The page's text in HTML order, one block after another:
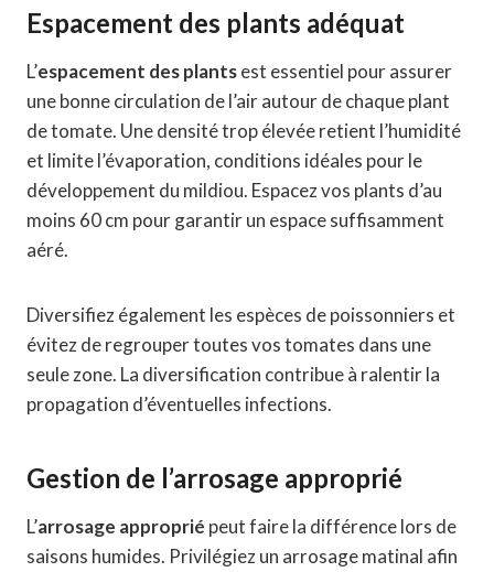
Espacement des plants adéquat
L’espacement des plantsest essentiel pour assurer
une bonne circulation de l’air autour de chaque plant
de tomate. Une densité trop élevée retient l’humidité
et limite l’évaporation, conditions idéales pour le
développement du mildiou. Espacez vos plants d’au
moins 60 cm pour garantir un espace suffisamment
aéré.
Diversifiez également les espèces de poissonniers et
évitez de regrouper toutes vos tomates dans une
seule zone. La diversification contribue à ralentir la
propagation d’éventuelles infections.
Gestion de l’arrosage approprié
L’arrosage approprié peut faire la différence lors de
saisons humides. Privilégiez un arrosage matinal afin